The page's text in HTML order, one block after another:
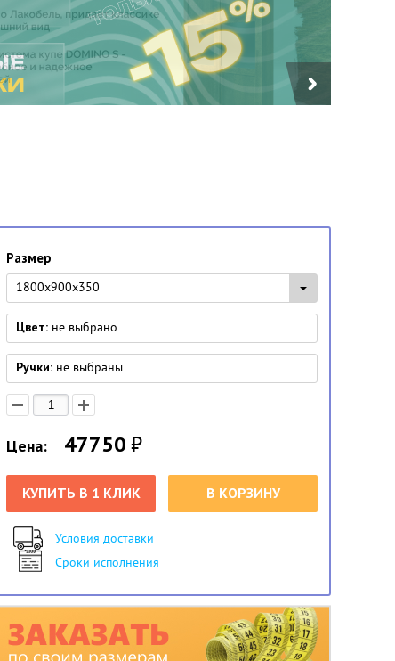
Размер
1800x900x350
Цвет: не выбрано
Ручки: не выбраны
Цена: 47750₽
КУПИТЬ В 1 КЛИК В КОРЗИНУ
Условия доставки
Сроки исполнения